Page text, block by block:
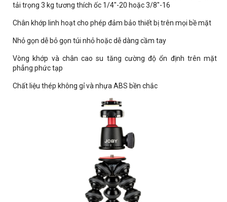
tải trọng 3 kg tương thích ốc 1/4"-20 hoặc 3/8"-16
Chân khớp linh hoạt cho phép đảm bảo thiết bị trên mọi bề mặt
Nhỏ gọn dễ bỏ gọn túi nhỏ hoặc dễ dàng cầm tay
Vòng khớp và chân cao su tăng cường độ ổn định trên mặt
phẳng phức tạp
Chất liệu thép không gỉ và nhựa ABS bền chắc